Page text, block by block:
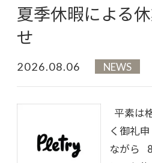
夏季休暇による
せ
2026.08.06 NEWS
平素は
く御礼
ながら